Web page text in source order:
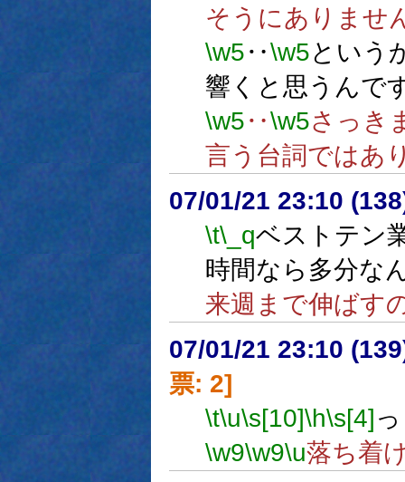
そうにありませ
\w5‥\w5という
響くと思うんで
\w5‥\w5さっき
言う台詞ではあ
07/01/21 23:10
\t\_qベストテン
時間なら多分な
来週まで伸ばす
07/01/21 23:10
票: 2]
\t\u\s[10]\h\s[4]
\w9\w9\u落ち着